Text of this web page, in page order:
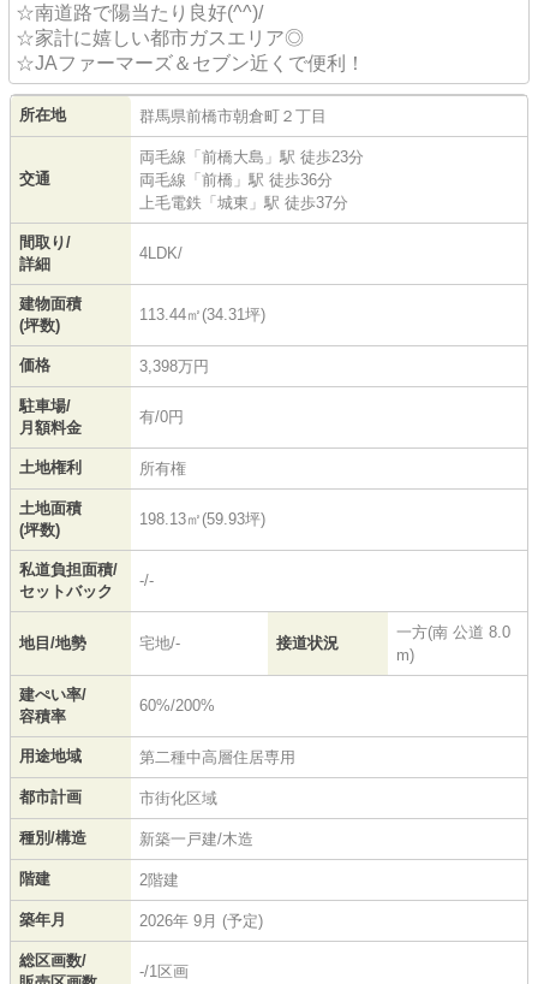
☆南道路で陽当たり良好(^^)/
☆家計に嬉しい都市ガスエリア◎
☆JAファーマーズ＆セブン近くで便利！
所在地 群馬県前橋市朝倉町 ２丁目
交通
両毛線 「 前橋大島 」駅 徒歩23分
両毛線 「 前橋 」駅 徒歩36分
上毛電鉄 「 城東 」駅 徒歩37分
間取り/
詳細
4LDK/
建物面積
(坪数)
113.44㎡(34.31坪)
価格 3,398万円
駐車場/
月額料金
有/0円
土地権利 所有権
土地面積
(坪数)
198.13㎡(59.93坪)
私道負担面積/
セットバック
-/-
地目/地勢 宅地/- 接道状況
一方(南 公道 8.0
m)
建ぺい率/
容積率
60%/200%
用途地域 第二種中高層住居専用
都市計画 市街化区域
種別/構造 新築一戸建/木造
階建 2階建
築年月 2026年 9月 (予定)
総区画数/
-/1区画